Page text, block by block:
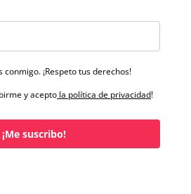
¡Respeto tus derechos!
y acepto la política de privacidad!
¡Me suscribo!